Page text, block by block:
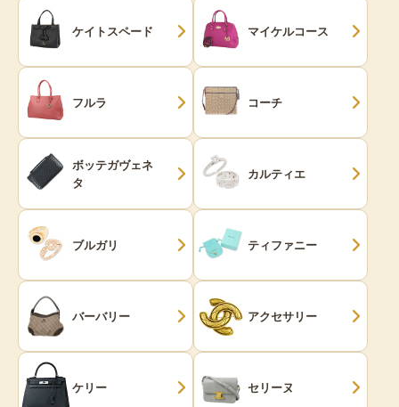
ケイトスペード マイケルコース
フルラ コーチ
ボッテガヴェネ
タ
カルティエ
ブルガリ ティファニー
バーバリー アクセサリー
ケリー セリーヌ